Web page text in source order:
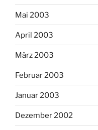
Mai 2003
April 2003
März 2003
Februar 2003
Januar 2003
Dezember 2002